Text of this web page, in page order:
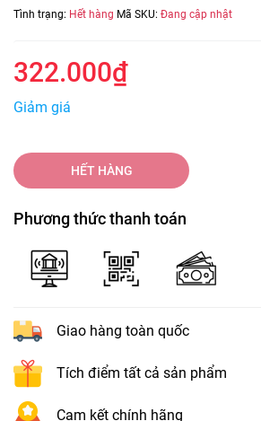
Tình trạng: Hết hàng Mã SKU: Đang cập nhật
322.000₫
Giảm giá
HẾT HÀNG
Phương thức thanh toán
Giao hàng toàn quốc
Tích điểm tất cả sản phẩm
Cam kết chính hãng